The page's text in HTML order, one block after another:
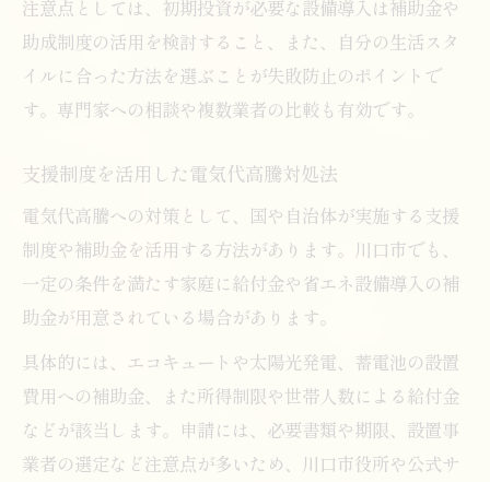
注意点としては、初期投資が必要な設備導入は補助金や
助成制度の活用を検討すること、また、自分の生活スタ
イルに合った方法を選ぶことが失敗防止のポイントで
す。専門家への相談や複数業者の比較も有効です。
支援制度を活用した電気代高騰対処法
電気代高騰への対策として、国や自治体が実施する支援
制度や補助金を活用する方法があります。川口市でも、
一定の条件を満たす家庭に給付金や省エネ設備導入の補
助金が用意されている場合があります。
具体的には、エコキュートや太陽光発電、蓄電池の設置
費用への補助金、また所得制限や世帯人数による給付金
などが該当します。申請には、必要書類や期限、設置事
業者の選定など注意点が多いため、川口市役所や公式サ